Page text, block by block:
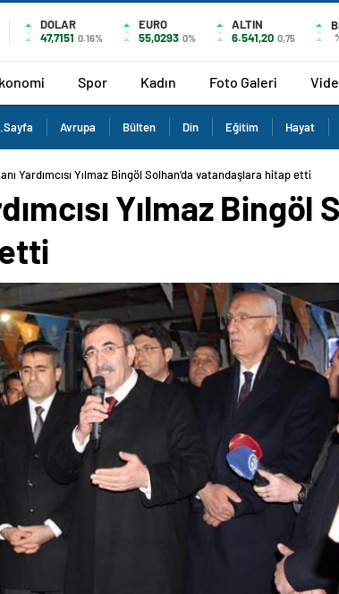
DOLAR
47,7151 0.16%
EURO
55,0293 0%
ALTIN
6.541,20 0,75
Spor Kadın Foto Galeri
Avrupa Bülten Din Eğitim Hayat
Yardımcısı Yılmaz Bingöl Solhan’da vatandaşlara hitap etti
Yılmaz Bingöl